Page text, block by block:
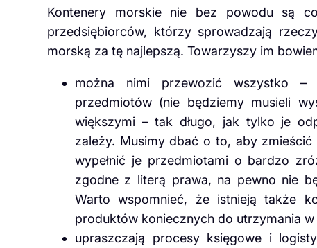
Kontenery morskie nie bez powodu są
przedsiębiorców, którzy sprowadzają
morską za tę najlepszą. Towarzyszy im
można nimi przewozić wszystko –
przedmiotów (nie będziemy musieli
większymi – tak długo, jak tylko je
zależy. Musimy dbać o to, aby
wypełnić je przedmiotami o bardzo
zgodne z literą prawa, na pewno nie
Warto wspomnieć, że istnieją także
produktów koniecznych do utrzymania
upraszczają procesy księgowe i